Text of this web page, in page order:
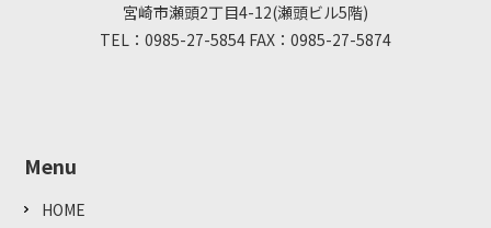
宮崎市瀬頭2丁目4-12(瀬頭ビル5階)
TEL：0985-27-5854 FAX：0985-27-5874
Menu
HOME